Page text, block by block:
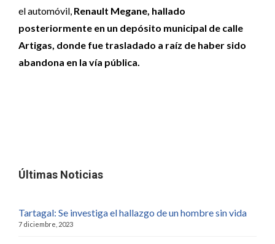
el automóvil, Renault Megane, hallado
posteriormente en un depósito municipal de calle
Artigas, donde fue trasladado a raíz de haber sido
abandona en la vía pública.
Últimas Noticias
Tartagal: Se investiga el hallazgo de un hombre sin vida
7 diciembre, 2023